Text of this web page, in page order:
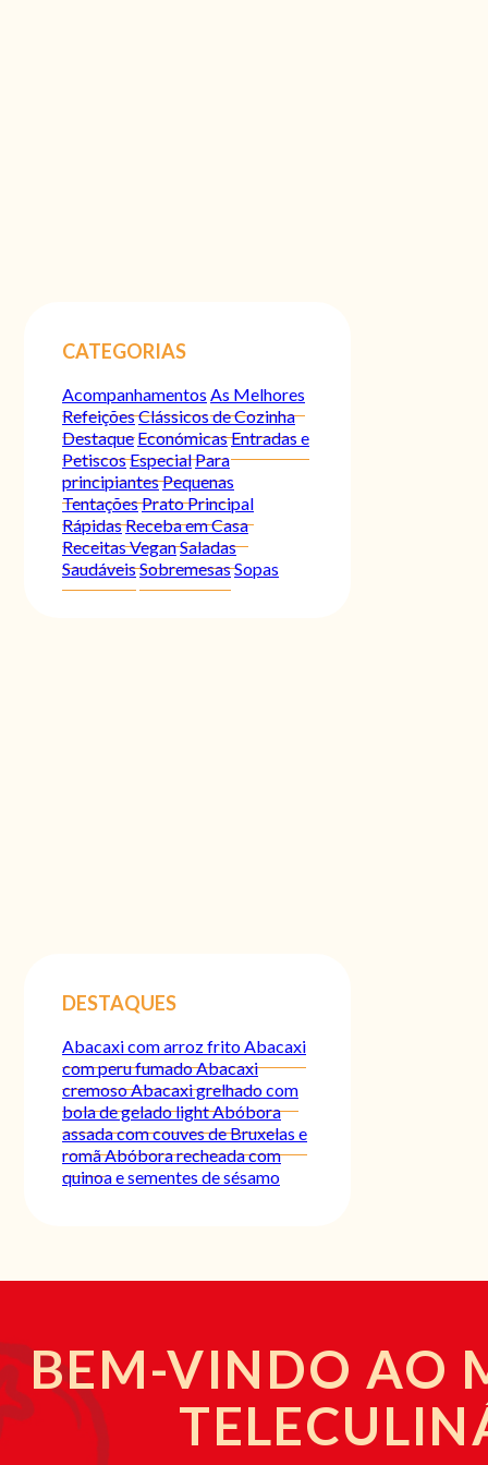
CATEGORIAS
Acompanhamentos As Melhores
RefeiçõesClássicos de Cozinha
Destaque EconómicasEntradas e
PetiscosEspecialPara
principiantesPequenas
TentaçõesPrato Principal
RápidasReceba em Casa
Receitas VeganSaladas
SaudáveisSobremesasSopas
DESTAQUES
Abacaxi com arroz frito Abacaxi
com peru fumadoAbacaxi
cremosoAbacaxi grelhado com
bola de gelado lightAbóbora
assada com couves de Bruxelas e
romãAbóbora recheada com
quinoa e sementes de sésamo
BEM-VINDO AO